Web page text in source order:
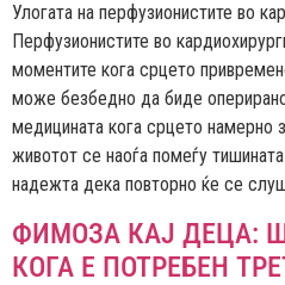
Улогата на перфузионистите во
Перфузионистите во
моментите кога срцето
може безбедно да биде
медицината кога срцето намерно
животот се наоѓа помеѓу
надежта дека повторно ќе се
ФИМОЗА КАЈ ДЕЦА:
КОГА Е ПОТРЕБЕН